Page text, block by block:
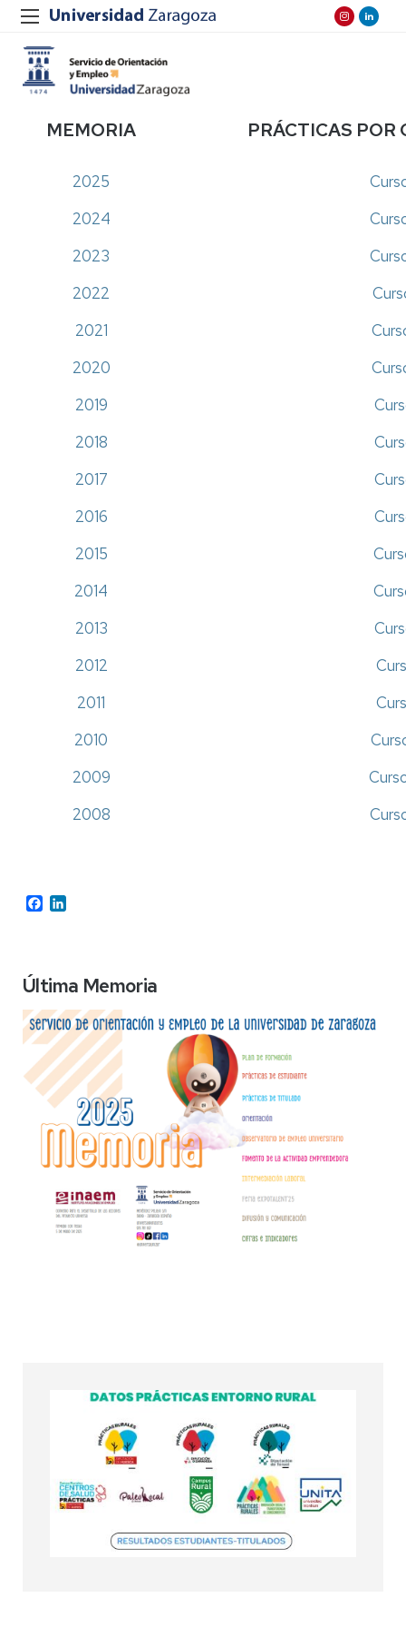
MEMORIA PRÁCTICAS POR
2025
2024
2023
2022
2021
2020
2019
2018
2017
2016
2015
2014
2013
2012
2011
2010
2009
2008
Facebook
Última Memoria